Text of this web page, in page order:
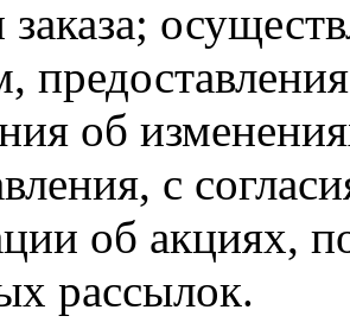
заказа;
об
с
об акциях,
рассылок.